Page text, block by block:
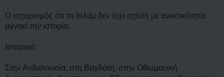
Ο ισχυρισμός ότι το Ισλάμ δεν έχει σχέση με ανεκτικότητα
αγνοεί την ιστορία.
Ιστορικά:
Στην Ανδαλουσία, στη Βαγδάτη, στην Οθωμανική